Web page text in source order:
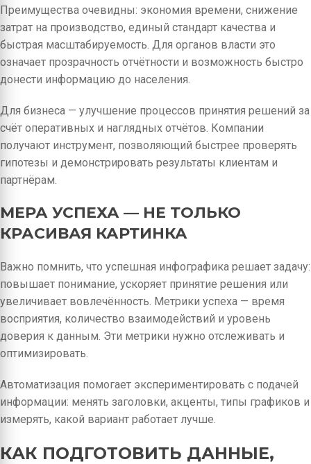
Преимущества очевидны: экономия времени, снижение
затрат на производство, единый стандарт качества и
быстрая масштабируемость. Для органов власти это
означает прозрачность отчётности и возможность быстро
донести информацию до населения.
Для бизнеса — улучшение процессов принятия решений за
счёт оперативных и наглядных отчётов. Компании
получают инструмент, позволяющий быстрее проверять
гипотезы и демонстрировать результаты клиентам и
партнёрам.
МЕРА УСПЕХА — НЕ ТОЛЬКО
КРАСИВАЯ КАРТИНКА
Важно помнить, что успешная инфографика решает задачу:
повышает понимание, ускоряет принятие решения или
увеличивает вовлечённость. Метрики успеха — время
восприятия, количество взаимодействий и уровень
доверия к данным. Эти метрики нужно отслеживать и
оптимизировать.
Автоматизация помогает экспериментировать с подачей
информации: менять заголовки, акценты, типы графиков и
измерять, какой вариант работает лучше.
КАК ПОДГОТОВИТЬ ДАННЫЕ,